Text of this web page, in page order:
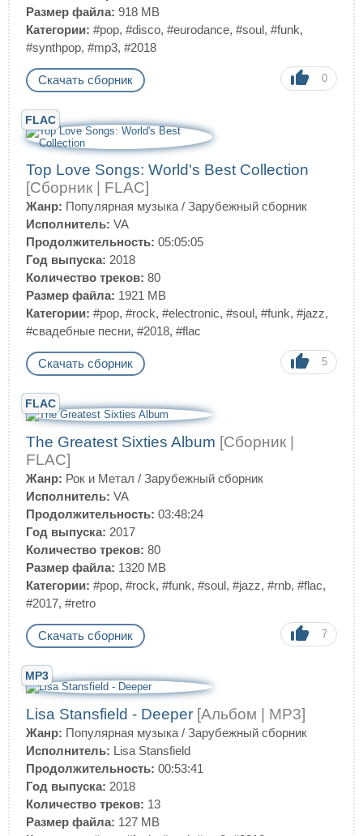
Размер файла: 918 MB
Категории: #pop, #disco, #eurodance, #soul, #funk,
#synthpop, #mp3, #2018
Скачать сборник 0
FLAC
Top Love Songs: World's Best Collection
[Сборник | FLAC]
Жанр: Популярная музыка / Зарубежный сборник
Исполнитель: VA
Продолжительность: 05:05:05
Год выпуска: 2018
Количество треков: 80
Размер файла: 1921 MB
Категории: #pop, #rock, #electronic, #soul, #funk, #jazz,
#свадебные песни, #2018, #flac
Скачать сборник 5
FLAC
The Greatest Sixties Album [Сборник |
FLAC]
Жанр: Рок и Метал / Зарубежный сборник
Исполнитель: VA
Продолжительность: 03:48:24
Год выпуска: 2017
Количество треков: 80
Размер файла: 1320 MB
Категории: #pop, #rock, #funk, #soul, #jazz, #rnb, #flac,
#2017, #retro
Скачать сборник 7
MP3
Lisa Stansfield - Deeper [Альбом | MP3]
Жанр: Популярная музыка / Зарубежный сборник
Исполнитель: Lisa Stansfield
Продолжительность: 00:53:41
Год выпуска: 2018
Количество треков: 13
Размер файла: 127 MB